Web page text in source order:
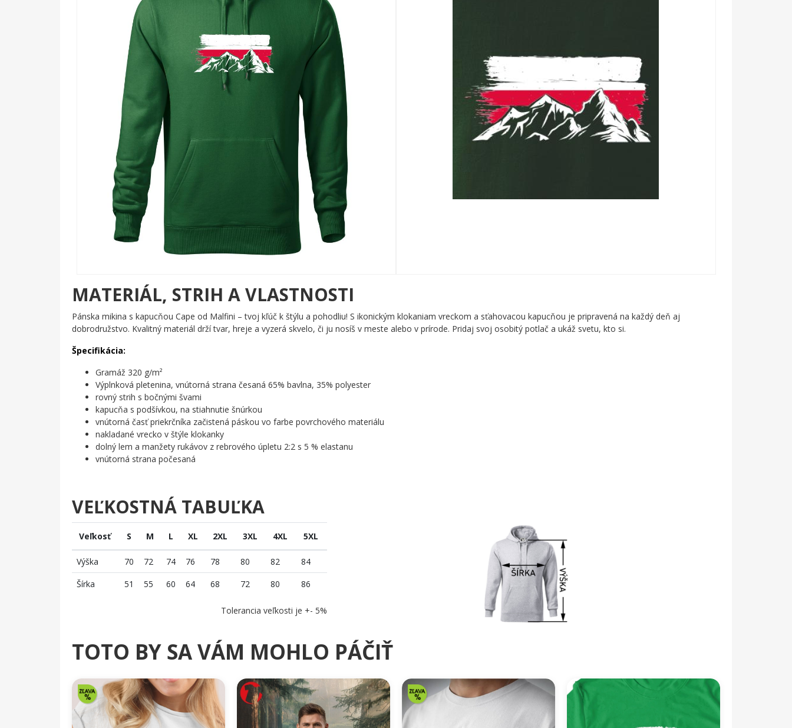
Poľské hory ťa čakajú – nechaj ich na sebe zanechať stopu. Pridaj do košíka a nosi v sebe kus tej divokej krásy každý deň! ✨
MATERIÁL, STRIH A VLASTNOSTI
Pánska mikina s kapucňou Cape od Malfini – tvoj kľúč k štýlu a pohodliu! S ikonickým klokaniam vreckom a sťahovacou kapucňou je pripravená na každý deň aj
dobrodružstvo. Kvalitný materiál drží tvar, hreje a vyzerá skvelo, či ju nosíš v meste alebo v prírode. Pridaj svoj osobitý potlač a ukáž svetu, kto si.
Špecifikácia:
Gramáž 320 g/m²
Výplnková pletenina, vnútorná strana česaná 65% bavlna, 35% polyester
rovný strih s bočnými švami
kapucňa s podšívkou, na stiahnutie šnúrkou
vnútorná časť priekrčníka začistená páskou vo farbe povrchového materiálu
nakladané vrecko v štýle klokanky
dolný lem a manžety rukávov z rebrového úpletu 2:2 s 5 % elastanu
vnútorná strana počesaná
VEĽKOSTNÁ TABUĽKA
Veľkosť S M L XL 2XL 3XL 4XL 5XL
Výška 70 72 74 76 78 80 82
84
Šírka
51 55 60 64 68 72 80 86
Tolerancia veľkosti je +- 5%
TOTO BY SA VÁM MOHLO PÁČIŤ